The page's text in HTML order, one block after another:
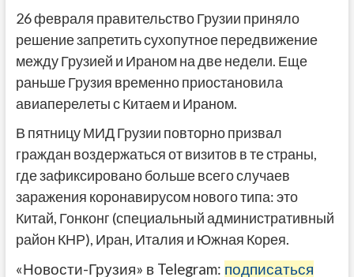
26 февраля правительство Грузии приняло
решение запретить сухопутное передвижение
между Грузией и Ираном на две недели. Еще
раньше Грузия временно приостановила
авиаперелеты с Китаем и Ираном.
В пятницу МИД Грузии повторно призвал
граждан воздержаться от визитов в те страны,
где зафиксировано больше всего случаев
заражения коронавирусом нового типа: это
Китай, Гонконг (специальный административный
район КНР), Иран, Италия и Южная Корея.
«Новости-Грузия» в Telegram: подписаться